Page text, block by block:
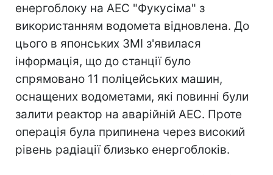
енергоблоку на АЕС "Фукусіма" з
використанням водомета відновлена. До
цього в японських ЗМІ з'явилася
інформація, що до станції було
спрямовано 11 поліцейських машин,
оснащених водометами, які повинні були
залити реактор на аварійній АЕС. Проте
операція була припинена через високий
рівень радіації близько енергоблоків.